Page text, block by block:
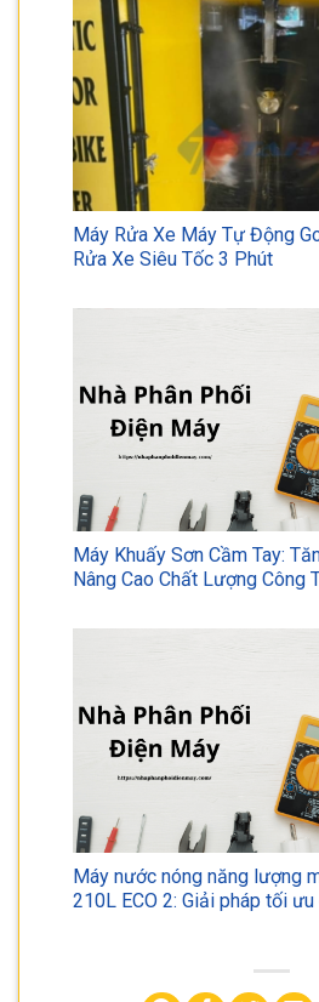
Máy Rửa Xe Máy Tự Động
Rửa Xe Siêu Tốc 3 Phút
Máy Khuấy Sơn Cầm Tay:
Nâng Cao Chất Lượng Công
Máy nước nóng năng lượng
210L ECO 2: Giải pháp tối